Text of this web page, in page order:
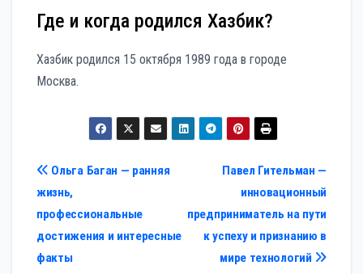
Где и когда родился Хазбик?
Хазбик родился 15 октября 1989 года в городе
Москва.
Навигация
по
записям
Павел Гительман —
инновационный
предприниматель на пути
к успеху и признанию в
мире технологий
Ольга Баган — ранняя
жизнь,
профессиональные
достижения и интересные
факты